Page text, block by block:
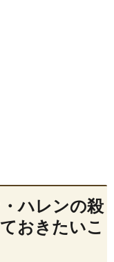
ハレンの殺
おきたいこ